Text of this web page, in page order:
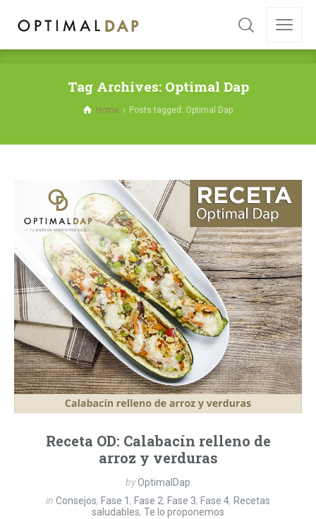
Tag Archives: Optimal Dap
Home Posts tagged: Optimal Dap
Receta OD: Calabacín relleno de
arroz y verduras
byOptimalDap
in Consejos, Fase 1 , Fase 2, Fase 3, Fase 4, Recetas
saludables, Te lo proponemos